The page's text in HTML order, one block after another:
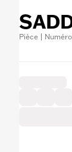
Pièce |